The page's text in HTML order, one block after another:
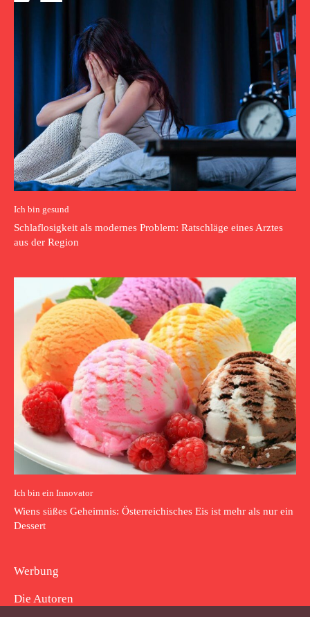
Ich bin gesund
Schlaflosigkeit als modernes Problem: Ratschläge eines Arztes
aus der Region
Ich bin ein Innovator
Wiens süßes Geheimnis: Österreichisches Eis ist mehr als nur ein
Dessert
Werbung
Die Autoren